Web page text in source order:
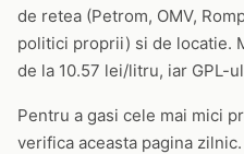
de retea (Petrom, OMV,
politici proprii) si de locatie.
de la 10.57 lei/litru, iar GPL-
Pentru a gasi cele mai mici
verifica aceasta pagina